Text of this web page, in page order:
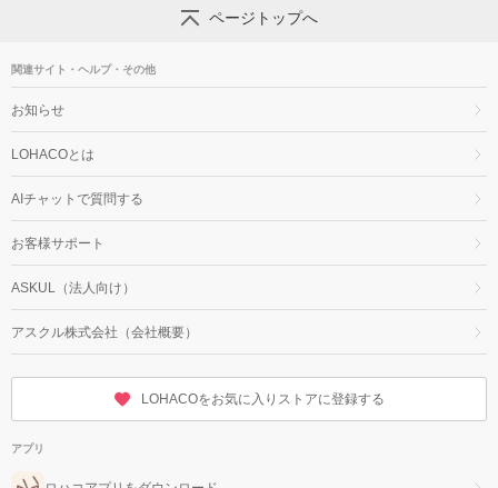
ページトップへ
関連サイト・ヘルプ・その他
お知らせ
LOHACOとは
AIチャットで質問する
お客様サポート
ASKUL（法人向け）
アスクル株式会社（会社概要）
LOHACOをお気に入りストアに登録する
アプリ